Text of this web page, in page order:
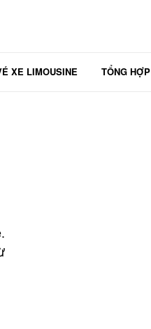
XE LIMOUSINE
TỔNG HỢP